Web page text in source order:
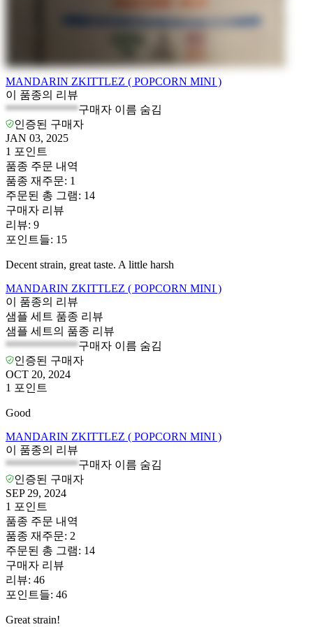
MANDARIN ZKITTLEZ ( POPCORN MINI )
이 품종의 리뷰
*************구매자 이름 숨김
인증된 구매자
JAN 03, 2025
1 포인트
품종 주문 내역
품종 재주문: 1
주문된 총 그램: 14
구매자 리뷰
리뷰: 9
포인트들: 15
Decent strain, great taste. A little harsh
MANDARIN ZKITTLEZ ( POPCORN MINI )
이 품종의 리뷰
샘플 세트 품종 리뷰
샘플 세트의 품종 리뷰
*************구매자 이름 숨김
인증된 구매자
OCT 20, 2024
1 포인트
Good
MANDARIN ZKITTLEZ ( POPCORN MINI )
이 품종의 리뷰
*************구매자 이름 숨김
인증된 구매자
SEP 29, 2024
1 포인트
품종 주문 내역
품종 재주문: 2
주문된 총 그램: 14
구매자 리뷰
리뷰: 46
포인트들: 46
Great strain!